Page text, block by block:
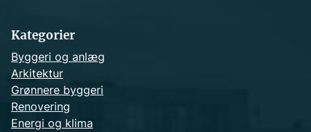
Kategorier
Byggeri og anlæg
Arkitektur
Grønnere byggeri
Renovering
Energi og klima